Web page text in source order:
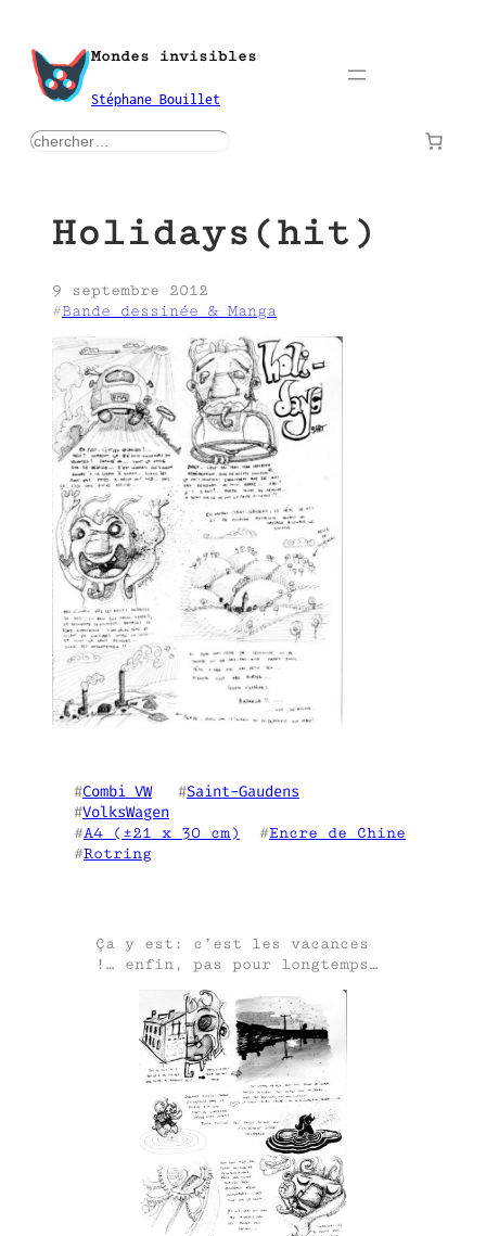
contenu
Mondes invisibles
Stéphane Bouillet
rechercher
Holidays(hit)
9 septembre 2012
#Bande dessinée & Manga
#Combi VW
   #
Saint-Gaudens
#VolksWagen
#A4 (±21 x 30 cm)
  #
Encre de Chine
#Rotring
Ça y est: c’est les vacances
!… enfin, pas pour longtemps…